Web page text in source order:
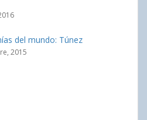
del mundo: Túnez
2015